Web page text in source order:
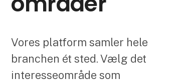
Vores platform samler hele
branchen ét sted. Vælg det
interesseområde som